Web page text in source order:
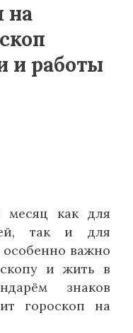
на
и работы
месяц как для
так и для
особенно важно
и жить в
знаков
гороскоп на